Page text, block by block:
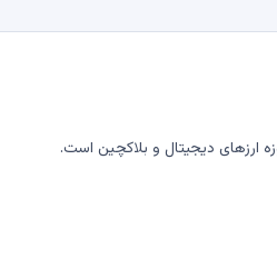
ارزهای دیجیتال و بلاکچین است.